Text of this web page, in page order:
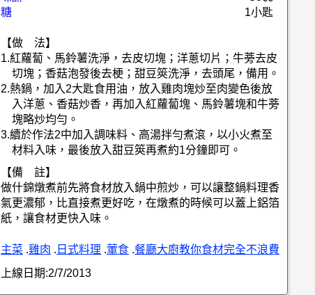
糖
1小匙
【做 法】
1.紅蘿蔔、馬鈴薯洗淨，去皮切塊；洋蔥切片；牛蒡去皮
切塊；香菇泡發後去梗；甜豆筴洗淨，去頭尾，備用。
2.熱鍋，加入2大匙食用油，放入雞肉塊炒至肉變色後放
入洋蔥、香菇炒香，再加入紅蘿蔔塊、馬鈴薯塊和牛蒡
塊略炒均勻。
3.續於作法2中加入調味料、高湯拌勻煮滾，以小火煮至
材料入味，最後放入甜豆筴再煮約1分鐘即可。
【備 註】
做什錦燉煮前先將食材放入鍋中煎炒，可以讓整鍋料理香
氣更濃郁，比直接煮更好吃，在燉煮的時候可以蓋上鋁箔
紙，讓食材更快入味。
主菜 .雞肉 . 日式料理 .葷食 .餐廳大廚教你食材完全不浪費
上線日期:2/7/2013